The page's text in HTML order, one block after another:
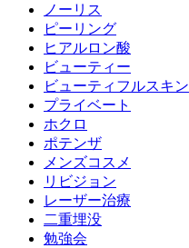
ノーリス
ピーリング
ヒアルロン酸
ビューティー
ビューティフルスキン
プライベート
ホクロ
ポテンザ
メンズコスメ
リビジョン
レーザー治療
二重埋没
勉強会